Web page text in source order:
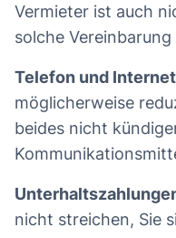
Vermieter ist auch
solche
Telefon und
möglicherweise
beides nicht
nicht streichen, Sie